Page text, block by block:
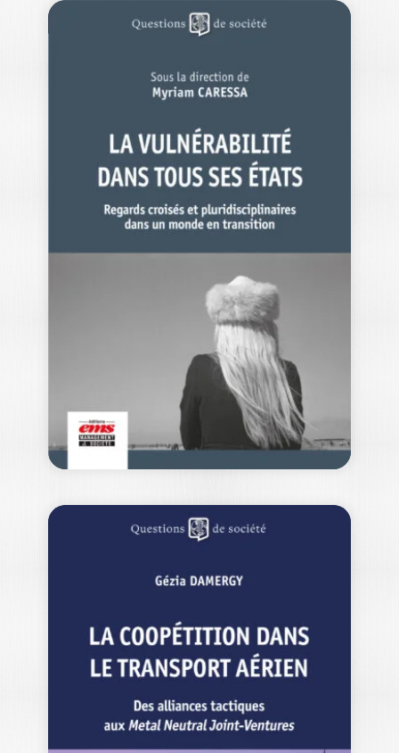
SAISIR LE
MANAGEMENT DES
ORGANISATIONS
DE…
JULIEN KLESZCZOWSKI|
JENNIFER SANIOSSIAN
Les organisations de l’économie sociale
et solidaire (ESS) occupent une place
30,00
LA VULNÉRABILITÉ
DANS TOUS SES